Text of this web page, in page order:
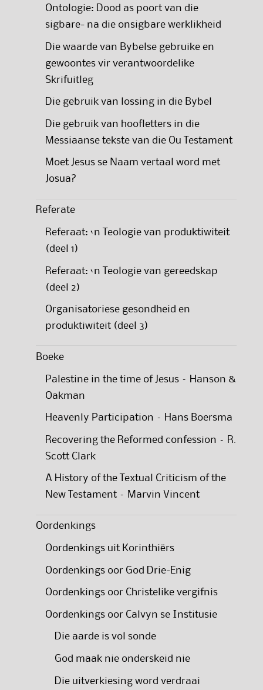
Ontologie: Dood as poort van die
sigbare- na die onsigbare werklikheid
Die waarde van Bybelse gebruike en
gewoontes vir verantwoordelike
Skrifuitleg
Die gebruik van lossing in die Bybel
Die gebruik van hoofletters in die
Messiaanse tekste van die Ou Testament
Moet Jesus se Naam vertaal word met
Josua?
Referate
Referaat: ‘n Teologie van produktiwiteit
(deel 1)
Referaat: ‘n Teologie van gereedskap
(deel 2)
Organisatoriese gesondheid en
produktiwiteit (deel 3)
Boeke
Palestine in the time of Jesus – Hanson &
Oakman
Heavenly Participation – Hans Boersma
Recovering the Reformed confession – R.
Scott Clark
A History of the Textual Criticism of the
New Testament – Marvin Vincent
Oordenkings
Oordenkings uit Korinthiërs
Oordenkings oor God Drie-Enig
Oordenkings oor Christelike vergifnis
Oordenkings oor Calvyn se Institusie
Die aarde is vol sonde
God maak nie onderskeid nie
Die uitverkiesing word verdraai